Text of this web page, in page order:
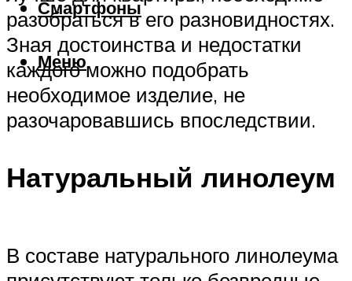
Смартфоны
Меню
разобраться в его разновидностях.
Зная достоинства и недостатки
каждого можно подобрать
необходимое изделие, не
разочаровавшись впоследствии.
Натуральный линолеум
В составе натурального линолеума